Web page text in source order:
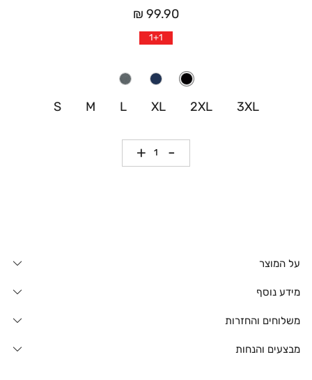
מחיר
אחרי
הנחה
99.90 ₪
1+1
S M L XL 2XL 3XL
כמות
על המוצר
מידע נוסף
משלוחים והחזרות
מבצעים והנחות